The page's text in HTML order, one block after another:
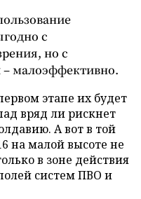
с
но с
– малоэффективно.
этапе их будет
вряд ли рискнет
А вот в той
на малой высоте не
в зоне действия
систем ПВО и